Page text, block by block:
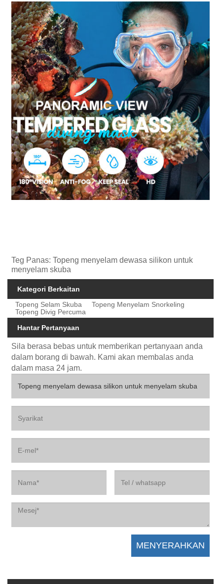
Teg Panas: Topeng menyelam dewasa silikon untuk
menyelam skuba
Kategori Berkaitan
Topeng Selam Skuba
Topeng Menyelam Snorkeling
Topeng Divig Percuma
Hantar Pertanyaan
Sila berasa bebas untuk memberikan pertanyaan anda
dalam borang di bawah. Kami akan membalas anda
dalam masa 24 jam.